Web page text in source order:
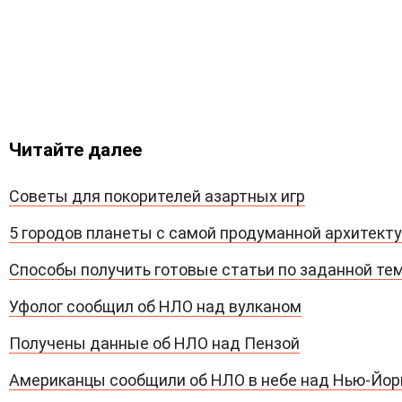
Читайте далее
Советы для покорителей азартных игр
5 городов планеты с самой продуманной
Способы получить готовые статьи по заданной
Уфолог сообщил об НЛО над вулканом
Получены данные об НЛО над Пензой
Американцы сообщили об НЛО в небе над Нью-